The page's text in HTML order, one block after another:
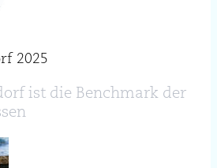
2025
ist die Benchmark der